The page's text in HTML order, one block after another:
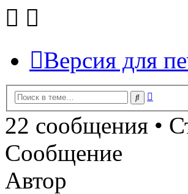
Версия для
Поиск
22 сообщения •
Сообщение
Автор